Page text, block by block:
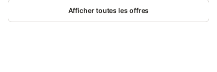
RIA d’Etel Studio indépendant de 20 m²
Afficher toutes les offres